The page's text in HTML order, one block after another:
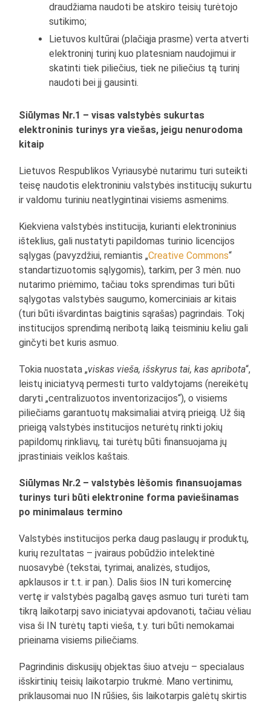
draudžiama naudoti be atskiro teisių turėtojo
sutikimo;
Lietuvos kultūrai (plačiąja prasme) verta atverti
elektroninį turinį kuo platesniam naudojimui ir
skatinti tiek piliečius, tiek ne piliečius tą turinį
naudoti bei jį gausinti.
Siūlymas Nr.1 – visas valstybės sukurtas
elektroninis turinysyra viešas, jeigu nenurodoma
kitaip
Lietuvos Respublikos Vyriausybė nutarimu turi suteikti
teisę naudotis elektroniniu valstybės institucijų sukurtu
ir valdomu turiniu neatlygintinai visiems asmenims.
Kiekviena valstybės institucija, kurianti elektroninius
išteklius, gali nustatyti papildomas turinio licencijos
sąlygas (pavyzdžiui, remiantis „Creative Commons“
standartizuotomis sąlygomis), tarkim, per 3 mėn. nuo
nutarimo priėmimo, tačiau toks sprendimas turi būti
sąlygotas valstybės saugumo, komerciniais ar kitais
(turi būti išvardintas baigtinis sąrašas) pagrindais. Tokį
institucijos sprendimą neribotą laiką teisminiu keliu gali
ginčyti bet kuris asmuo.
Tokia nuostata „viskas vieša, išskyrus tai, kas apribota“,
leistų iniciatyvą permesti turto valdytojams (nereikėtų
daryti „centralizuotos inventorizacijos“), o visiems
piliečiams garantuotų maksimaliai atvirą prieigą. Už šią
prieigą valstybės institucijos neturėtų rinkti jokių
papildomų rinkliavų, tai turėtų būti finansuojama jų
įprastiniais veiklos kaštais.
Siūlymas Nr.2 – valstybės lėšomis finansuojamas
turinys turi būti elektronine forma paviešinamas
po minimalaus termino
Valstybės institucijos perka daug paslaugų ir produktų,
kurių rezultatas – įvairaus pobūdžio intelektinė
nuosavybė (tekstai, tyrimai, analizės, studijos,
apklausos ir t.t. ir pan.). Dalis šios IN turi komercinę
vertę ir valstybės pagalbą gavęs asmuo turi turėti tam
tikrą laikotarpį savo iniciatyvai apdovanoti, tačiau vėliau
visa ši IN turėtų tapti vieša, t.y. turi būti nemokamai
prieinama visiems piliečiams.
Pagrindinis diskusijų objektas šiuo atveju – specialaus
išskirtinių teisių laikotarpio trukmė. Mano vertinimu,
priklausomai nuo IN rūšies, šis laikotarpis galėtų skirtis